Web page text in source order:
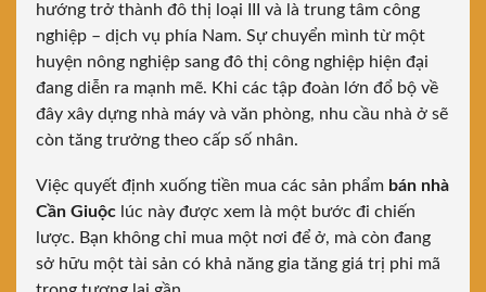
hướng trở thành đô thị loại III và là trung tâm công
nghiệp – dịch vụ phía Nam. Sự chuyển mình từ một
huyện nông nghiệp sang đô thị công nghiệp hiện đại
đang diễn ra mạnh mẽ. Khi các tập đoàn lớn đổ bộ về
đây xây dựng nhà máy và văn phòng, nhu cầu nhà ở sẽ
còn tăng trưởng theo cấp số nhân.
Việc quyết định xuống tiền mua các sản phẩm bán nhà
Cần Giuộc lúc này được xem là một bước đi chiến
lược. Bạn không chỉ mua một nơi để ở, mà còn đang
sở hữu một tài sản có khả năng gia tăng giá trị phi mã